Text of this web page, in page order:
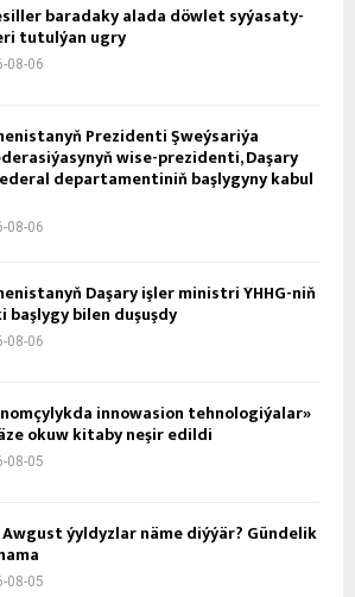
ba­ra­da­ky ala­da döw­let sy­ýa­sa­ty­
tu­tul­ýan ug­ry
08-06
Prezidenti Şweýsariýa
wise-prezidenti, Daşary
departamentiniň başlygyny kabul
08-06
Daşary işler ministri ÝHHG-niň
başlygy bilen duşuşdy
08-06
innowasion tehnologiýalar»
okuw kitaby neşir edildi
08-05
ýyldyzlar näme diýýär? Gündelik
08-05